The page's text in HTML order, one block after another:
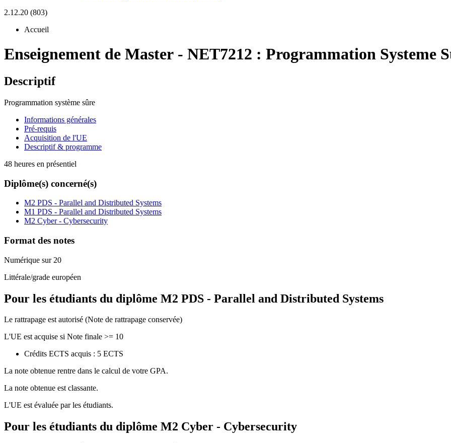
2.12.20 (803)
Accueil
Enseignement de Master - NET7212 : Programmation Systeme
Descriptif
Programmation système sûre
Informations générales
Pré-requis
Acquisition de l'UE
Descriptif & programme
48 heures en présentiel
Diplôme(s) concerné(s)
M2 PDS - Parallel and Distributed Systems
M1 PDS - Parallel and Distributed Systems
M2 Cyber - Cybersecurity
Format des notes
Numérique sur 20
Littérale/grade européen
Pour les étudiants du diplôme M2 PDS - Parallel and Distributed Systems
Le rattrapage est autorisé (Note de rattrapage conservée)
L'UE est acquise si Note finale >= 10
Crédits ECTS acquis : 5 ECTS
La note obtenue rentre dans le calcul de votre GPA.
La note obtenue est classante.
L'UE est évaluée par les étudiants.
Pour les étudiants du diplôme M2 Cyber - Cybersecurity